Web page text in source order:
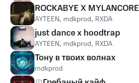
ROCKABYE X MYLANCORE
AYTEEN, mdkprod, RXDA
just dance x hoodtrap
AYTEEN, mdkprod, RXDA
Тону в твоих волнах
mdkprod